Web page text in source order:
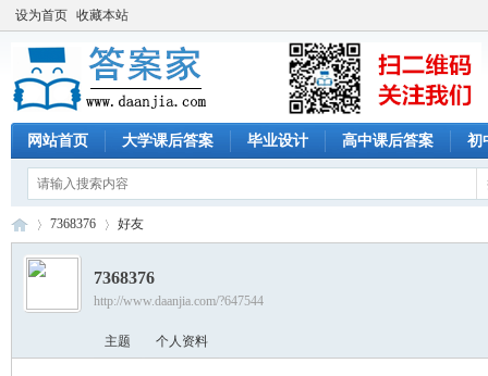
设为首页 收藏本站
网站首页 大学课后答案 毕业设计 高中课后答案 初
›
7368376 好友
7368376
http://www.daanjia.com/?647544
主题 个人资料